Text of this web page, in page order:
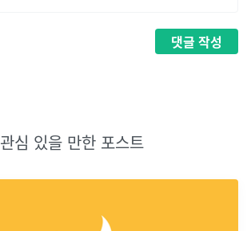
댓글 작성
관심 있을 만한 포스트